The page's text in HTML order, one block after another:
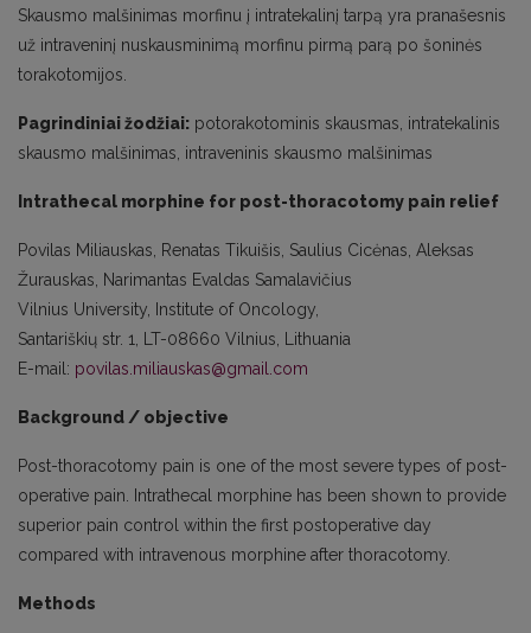
Skausmo malšinimas morfinu į intratekalinį tarpą yra pranašesnis
už intraveninį nuskausminimą morfinu pirmą parą po šoninės
torakotomijos.
Pagrindiniai žodžiai: potorakotominis skausmas, intratekalinis
skausmo malšinimas, intraveninis skausmo malšinimas
Intrathecal morphine for post-thoracotomy pain relief
Povilas Miliauskas, Renatas Tikuišis, Saulius Cicėnas, Aleksas
Žurauskas, Narimantas Evaldas Samalavičius
Vilnius University, Institute of Oncology,
Santariškių str. 1, LT-08660 Vilnius, Lithuania
E-mail: povilas.miliauskas@gmail.com
Background / objective
Post-thoracotomy pain is one of the most severe types of post-
operative pain. Intrathecal morphine has been shown to provide
superior pain control within the first postoperative day
compared with intravenous morphine after thoracotomy.
Methods